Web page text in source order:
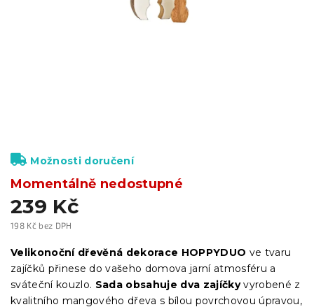
239 Kč
198 Kč bez DPH
cena:
Momentálně nedostupné
Možnosti doručení
Velikonoční dřevěná dekorace HOPPYDUO ve tvaru
zajíčků přinese do vašeho domova jarní atmosféru a
sváteční kouzlo. Sada obsahuje dva zajíčkyvyrobené z
kvalitního mangového dřeva s bílou povrchovou úpravou,